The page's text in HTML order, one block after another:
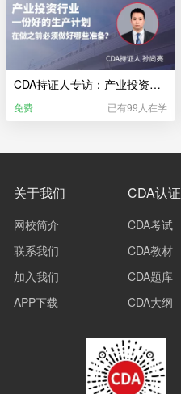
CDA持证人专访：产业投资行业 一份好的生产计划 在做之前必须做好哪些准备？
免费 已有99人在学
关于我们
网校简介
联系我们
加入我们
APP下载
CDA认证
CDA考试
CDA教材
CDA题库
CDA大纲